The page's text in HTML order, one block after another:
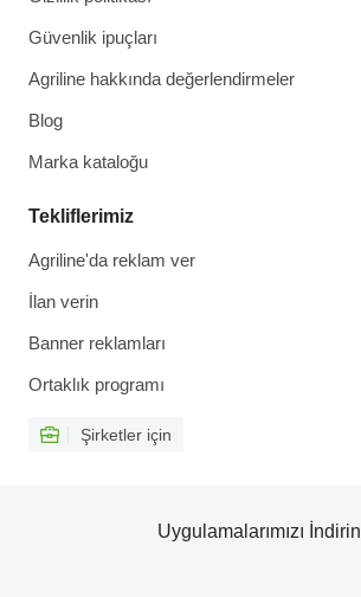
Güvenlik ipuçları
Agriline hakkında değerlendirmeler
Blog
Marka kataloğu
Tekliflerimiz
Agriline'da reklam ver
İlan verin
Banner reklamları
Ortaklık programı
Şirketler için
Uygulamalarımızı İndirin